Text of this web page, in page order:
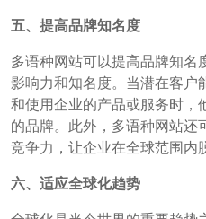
五、提高品牌知名度
多语种网站可以提高品牌知名
影响力和知名度。当潜在客户
和使用企业的产品或服务时，
的品牌。此外，多语种网站还
竞争力，让企业在全球范围内
六、适应全球化趋势